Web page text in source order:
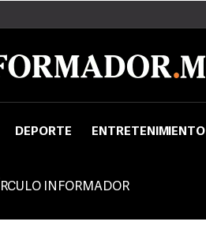
DEPORTE ENTRETENIMIENTO
INFORMADOR